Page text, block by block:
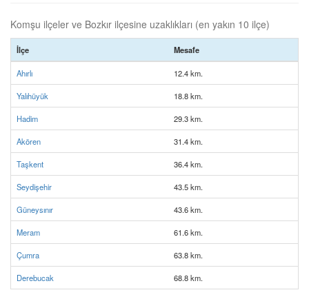
Komşu ilçeler ve Bozkır ilçesine uzaklıkları (en yakın 10 ilçe)
İlçe Mesafe
Ahırlı 12.4 km.
Yalıhüyük 18.8 km.
Hadim 29.3 km.
Akören 31.4 km.
Taşkent 36.4 km.
Seydişehir 43.5 km.
Güneysınır 43.6 km.
Meram 61.6 km.
Çumra 63.8 km.
Derebucak 68.8 km.